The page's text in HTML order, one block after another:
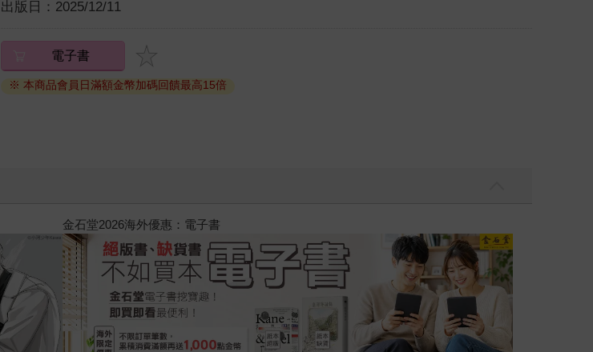
出版日： 2025/12/11
電子書
※ 本商品會員日滿額金幣加碼回饋最高15倍
2026金石堂暑假漫博〈你好，我吃一點〉第二波